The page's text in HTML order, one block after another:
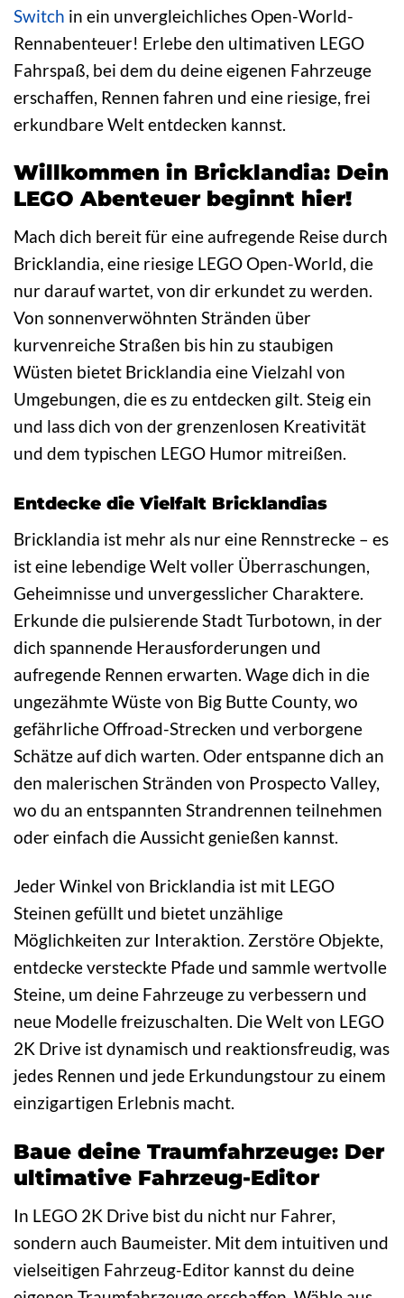
Switch in ein unvergleichliches Open-World-
Rennabenteuer! Erlebe den ultimativen LEGO
Fahrspaß, bei dem du deine eigenen Fahrzeuge
erschaffen, Rennen fahren und eine riesige, frei
erkundbare Welt entdecken kannst.
Willkommen in Bricklandia: Dein
LEGO Abenteuer beginnt hier!
Mach dich bereit für eine aufregende Reise durch
Bricklandia, eine riesige LEGO Open-World, die
nur darauf wartet, von dir erkundet zu werden.
Von sonnenverwöhnten Stränden über
kurvenreiche Straßen bis hin zu staubigen
Wüsten bietet Bricklandia eine Vielzahl von
Umgebungen, die es zu entdecken gilt. Steig ein
und lass dich von der grenzenlosen Kreativität
und dem typischen LEGO Humor mitreißen.
Entdecke die Vielfalt Bricklandias
Bricklandia ist mehr als nur eine Rennstrecke – es
ist eine lebendige Welt voller Überraschungen,
Geheimnisse und unvergesslicher Charaktere.
Erkunde die pulsierende Stadt Turbotown, in der
dich spannende Herausforderungen und
aufregende Rennen erwarten. Wage dich in die
ungezähmte Wüste von Big Butte County, wo
gefährliche Offroad-Strecken und verborgene
Schätze auf dich warten. Oder entspanne dich an
den malerischen Stränden von Prospecto Valley,
wo du an entspannten Strandrennen teilnehmen
oder einfach die Aussicht genießen kannst.
Jeder Winkel von Bricklandia ist mit LEGO
Steinen gefüllt und bietet unzählige
Möglichkeiten zur Interaktion. Zerstöre Objekte,
entdecke versteckte Pfade und sammle wertvolle
Steine, um deine Fahrzeuge zu verbessern und
neue Modelle freizuschalten. Die Welt von LEGO
2K Drive ist dynamisch und reaktionsfreudig, was
jedes Rennen und jede Erkundungstour zu einem
einzigartigen Erlebnis macht.
Baue deine Traumfahrzeuge: Der
ultimative Fahrzeug-Editor
In LEGO 2K Drive bist du nicht nur Fahrer,
sondern auch Baumeister. Mit dem intuitiven und
vielseitigen Fahrzeug-Editor kannst du deine